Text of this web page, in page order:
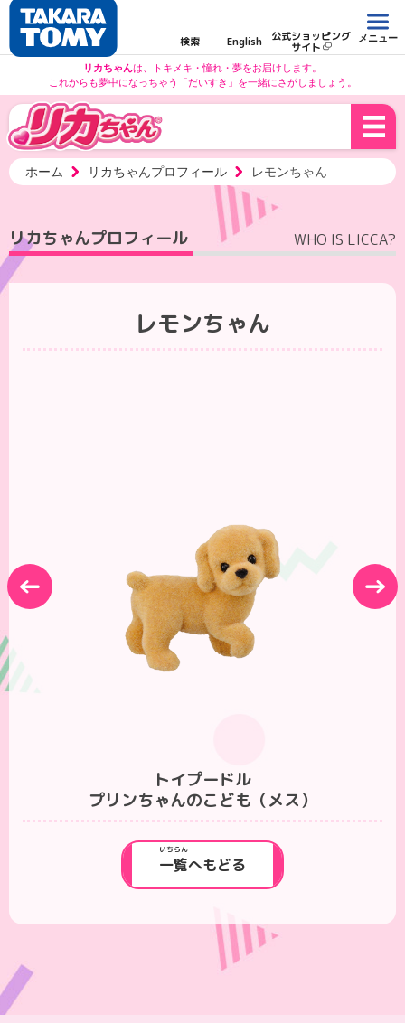
検索 English 公式ショッピング
サイト
メニュー
リカちゃんは、トキメキ・憧れ・夢をお届けします。
これからも夢中になっちゃう「だいすき」を一緒にさがしましょう。
ホーム リカちゃんプロフィール レモンちゃん
リカちゃんプロフィール WHO IS LICCA?
レモンちゃん
→
←
トイプードル
プリンちゃんのこども（メス）
一覧
いちらん
へもどる